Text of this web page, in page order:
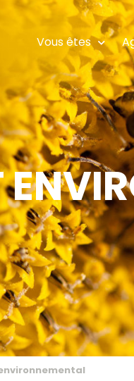
Vous êtes